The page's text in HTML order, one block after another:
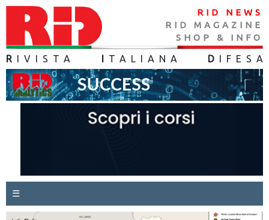
RID NEWS
RID MAGAZINE
SHOP & INFO
R IVISTA TALIANA D IFES A
☰